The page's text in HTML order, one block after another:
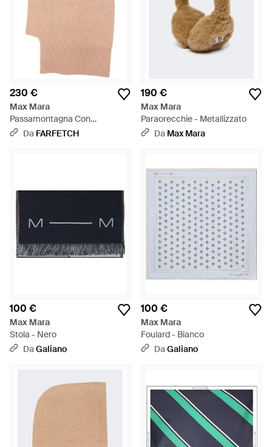
230 €
Max Mara
Passamontagna Con
Decorazione - Bianco
Da FARFETCH
190 €
Max Mara
Paraorecchie - Metallizzato
Da Max Mara
100 €
Max Mara
Stola - Nero
DaGaliano
100 €
Max Mara
Foulard - Bianco
DaGaliano